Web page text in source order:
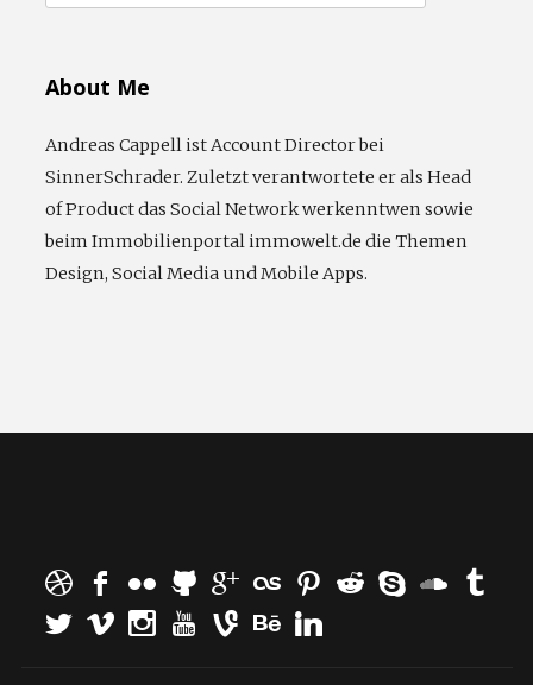
nach:
About Me
Andreas Cappell ist Account Director bei
SinnerSchrader. Zuletzt verantwortete er als Head
of Product das Social Network werkenntwen sowie
beim Immobilienportal immowelt.de die Themen
Design, Social Media und Mobile Apps.